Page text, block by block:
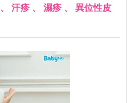
、 汗疹 、 濕疹 、 異位性皮